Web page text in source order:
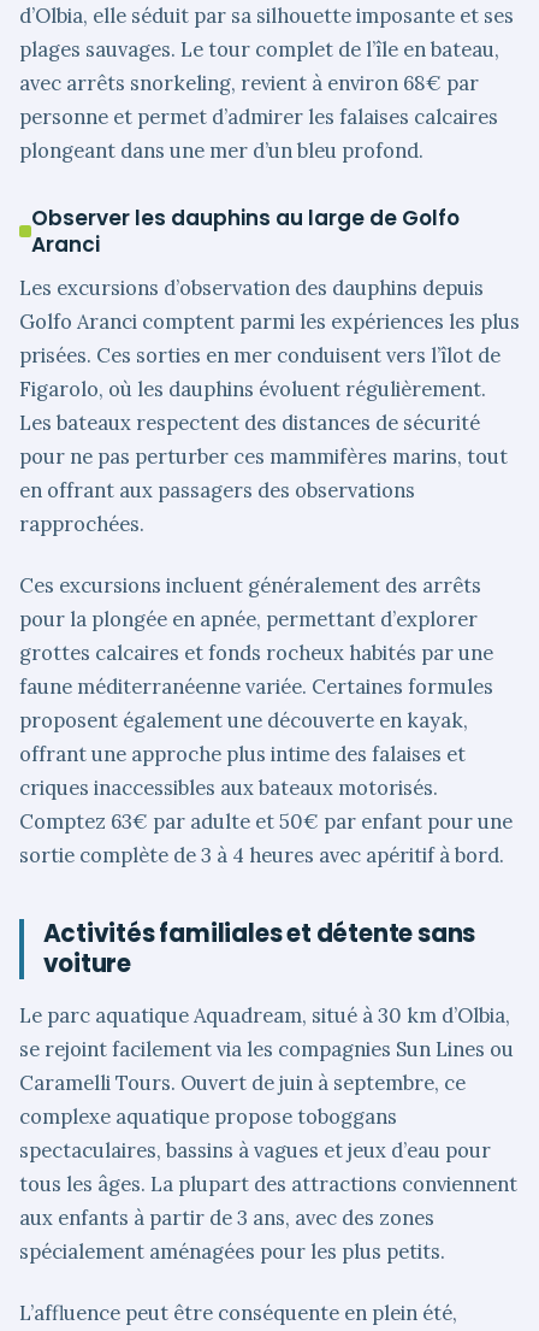
d’Olbia, elle séduit par sa silhouette imposante et ses
plages sauvages. Le tour complet de l’île en bateau,
avec arrêts snorkeling, revient à environ 68€ par
personne et permet d’admirer les falaises calcaires
plongeant dans une mer d’un bleu profond.
Observer les dauphins au large de Golfo
Aranci
Les excursions d’observation des dauphins depuis
Golfo Aranci comptent parmi les expériences les plus
prisées. Ces sorties en mer conduisent vers l’îlot de
Figarolo, où les dauphins évoluent régulièrement.
Les bateaux respectent des distances de sécurité
pour ne pas perturber ces mammifères marins, tout
en offrant aux passagers des observations
rapprochées.
Ces excursions incluent généralement des arrêts
pour la plongée en apnée, permettant d’explorer
grottes calcaires et fonds rocheux habités par une
faune méditerranéenne variée. Certaines formules
proposent également une découverte en kayak,
offrant une approche plus intime des falaises et
criques inaccessibles aux bateaux motorisés.
Comptez 63€ par adulte et 50€ par enfant pour une
sortie complète de 3 à 4 heures avec apéritif à bord.
Activités familiales et détente sans
voiture
Le parc aquatique Aquadream, situé à 30 km d’Olbia,
se rejoint facilement via les compagnies Sun Lines ou
Caramelli Tours. Ouvert de juin à septembre, ce
complexe aquatique propose toboggans
spectaculaires, bassins à vagues et jeux d’eau pour
tous les âges. La plupart des attractions conviennent
aux enfants à partir de 3 ans, avec des zones
spécialement aménagées pour les plus petits.
L’affluence peut être conséquente en plein été,